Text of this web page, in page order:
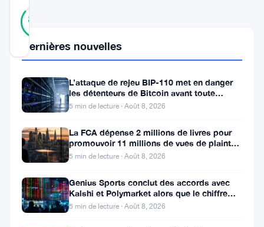
86
Mis à jour 12 mois il y a
marché
des
cryptomonnaies
nouvelles
Dernières nouvelles
L’attaque de rejeu BIP-110 met en danger
les détenteurs de Bitcoin avant toute
scission de chaîne
5 min de lecture · Août 8, 2026
La FCA dépense 2 millions de livres pour
promouvoir 11 millions de vues de plaintes
sur le financement
5 min de lecture · Août 8, 2026
Genius Sports conclut des accords avec
Kalshi et Polymarket alors que le chiffre
d’affaires du T2 atteint
5 min de lecture · Août 8, 2026